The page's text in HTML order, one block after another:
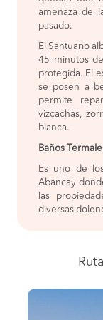
amenaza de
pasado.
El Santuario
45 minutos
protegida. El
se posen a
permite
vizcachas,
blanca.
Baños
Es uno de
Abancay
las
diversas